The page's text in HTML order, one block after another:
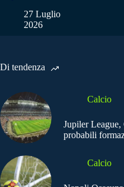
27 Luglio
2026
Di tendenza
Calcio
Jupiler
probabili
Calcio